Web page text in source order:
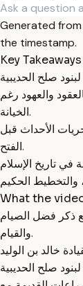
Generated
the timestamp.
Key Takeaways
والعهود رغم
الخيانة.
الأحداث قبل
الفتح.
What the
ذكر فضل الصيام
والقيام.